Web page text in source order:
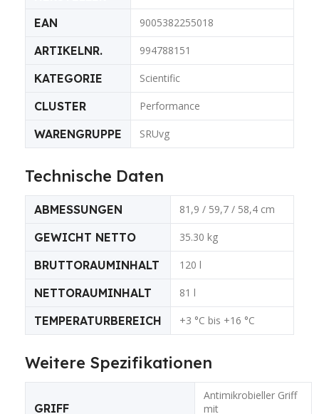
EAN 9005382255018
ARTIKELNR. 994788151
KATEGORIE Scientific
CLUSTER Performance
WARENGRUPPE SRUvg
Technische Daten
ABMESSUNGEN 81,9 / 59,7 / 58,4 cm
GEWICHT NETTO 35.30 kg
BRUTTORAUMINHALT 120 l
NETTORAUMINHALT 81 l
TEMPERATURBEREICH +3 °C bis +16 °C
Weitere Spezifikationen
GRIFF
Antimikrobieller Griff
mit